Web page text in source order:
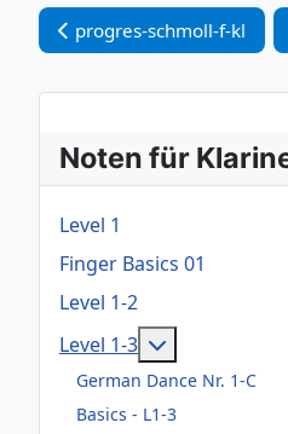
Vorheriger Beitrag:
progres-schmoll-f-kl
Noten für
Level 1
Finger Basics 01
Level 1-2
Level 1-3
German Dance Nr. 1-C
Basics - L1-3